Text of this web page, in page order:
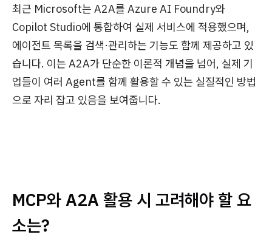
최근 Microsoft는 A2A를 Azure AI Foundry와
Copilot Studio에 통합하여 실제 서비스에 적용했으며,
에이전트 목록을 검색·관리하는 기능도 함께 제공하고 있
습니다. 이는 A2A가 단순한 이론적 개념을 넘어, 실제 기
업들이 여러 Agent를 함께 활용할 수 있는 실질적인 방법
으로 자리 잡고 있음을 보여줍니다.
MCP와 A2A 활용 시 고려해야 할 요
소는?